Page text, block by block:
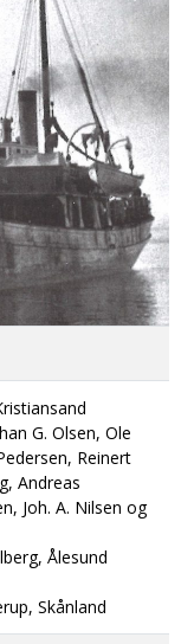
G. Olsen, Ole
Reinert
Andreas
Joh. A. Nilsen og
Ålesund
Skånland